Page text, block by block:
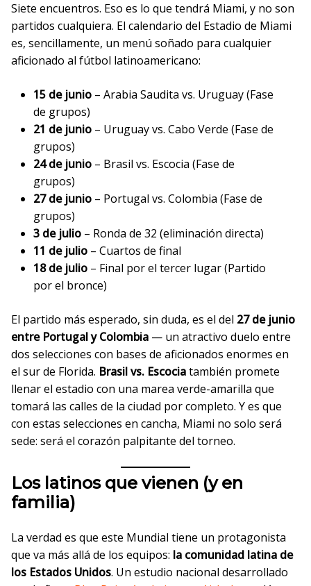
Siete encuentros. Eso es lo que tendrá Miami, y no son
partidos cualquiera. El calendario del Estadio de Miami
es, sencillamente, un menú soñado para cualquier
aficionado al fútbol latinoamericano:
15 de junio – Arabia Saudita vs. Uruguay (Fase
de grupos)
21 de junio – Uruguay vs. Cabo Verde (Fase de
grupos)
24 de junio – Brasil vs. Escocia (Fase de
grupos)
27 de junio – Portugal vs. Colombia (Fase de
grupos)
3 de julio – Ronda de 32 (eliminación directa)
11 de julio – Cuartos de final
18 de julio – Final por el tercer lugar (Partido
por el bronce)
El partido más esperado, sin duda, es el del 27 de junio
entre Portugal y Colombia — un atractivo duelo entre
dos selecciones con bases de aficionados enormes en
el sur de Florida. Brasil vs. Escociatambién promete
llenar el estadio con una marea verde-amarilla que
tomará las calles de la ciudad por completo. Y es que
con estas selecciones en cancha, Miami no solo será
sede: será el corazón palpitante del torneo.
Los latinos que vienen (y en
familia)
La verdad es que este Mundial tiene un protagonista
que va más allá de los equipos: la comunidad latina de
los Estados Unidos. Un estudio nacional desarrollado